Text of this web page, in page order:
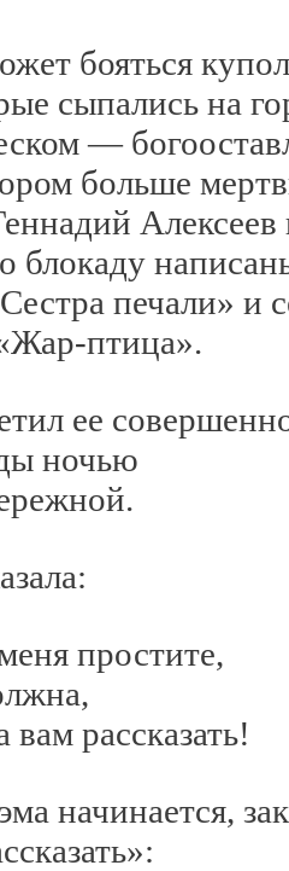
бояться купол
сыпались на
—
больше
блокаду
печали» и
птица».
ее
ночью
простите,
рассказать!
начинается,